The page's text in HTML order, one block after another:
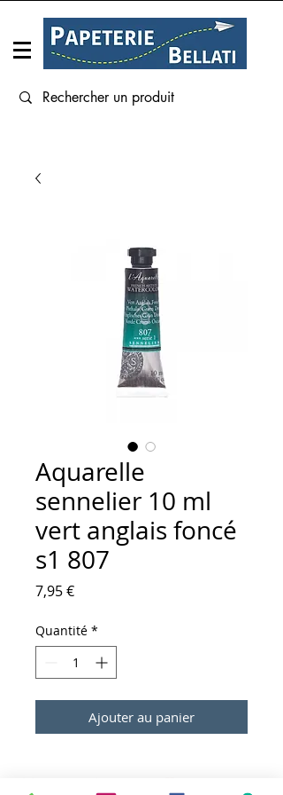
Aquarelle
sennelier 10 ml
vert anglais foncé
s1 807
7,95 €Prix
Quantité *
Ajouter au panier